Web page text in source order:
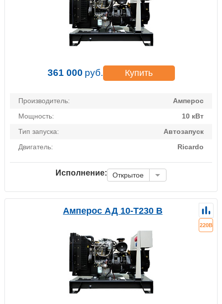
361 000 руб. Купить
Производитель:
Амперос
Мощность:
10 кВт
Тип запуска:
Автозапуск
Двигатель:
Ricardo
Исполнение: Открытое
Амперос АД 10-Т230 B
220В